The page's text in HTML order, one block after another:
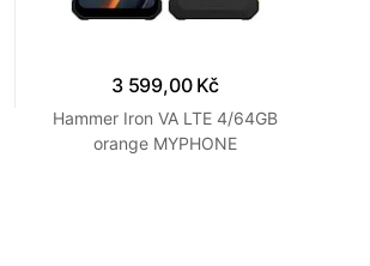
3 599,00 Kč
Hammer Iron VA LTE 4/64GB
orange MYPHONE